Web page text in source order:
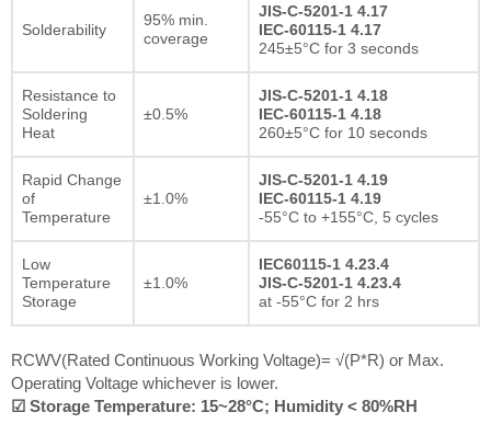
Solderability
95% min.
coverage
JIS-C-5201-1 4.17
IEC-60115-1 4.17
245±5°C for 3 seconds
Resistance to
Soldering
Heat
±0.5%
JIS-C-5201-1 4.18
IEC-60115-1 4.18
260±5°C for 10 seconds
Rapid Change
of
Temperature
±1.0%
JIS-C-5201-1 4.19
IEC-60115-1 4.19
-55°C to +155°C, 5 cycles
Low
Temperature
Storage
±1.0%
IEC60115-1 4.23.4
JIS-C-5201-1 4.23.4
at -55°C for 2 hrs
RCWV(Rated Continuous Working Voltage)= √(P*R) or Max.
Operating Voltage whichever is lower.
☑ Storage Temperature: 15~28°C; Humidity < 80%RH